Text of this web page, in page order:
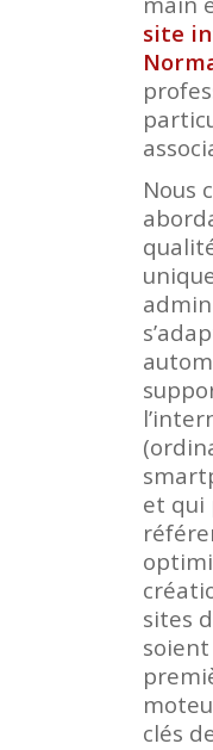
site
Nous
et qui
sites
clés